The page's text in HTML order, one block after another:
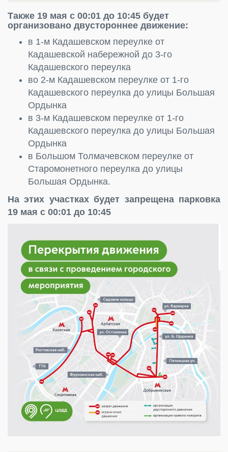
Также 19 мая с 00:01 до 10:45 будет
организовано двустороннее движение:
в 1-м Кадашевском переулке от
Кадашевской набережной до 3-го
Кадашевского переулка
во 2-м Кадашевском переулке от 1-го
Кадашевского переулка до улицы Большая
Ордынка
в 3-м Кадашевском переулке от 1-го
Кадашевского переулка до улицы Большая
Ордынка
в Большом Толмачевском переулке от
Старомонетного переулка до улицы
Большая Ордынка.
На этих участках будет запрещена парковка
19 мая с 00:01 до 10:45